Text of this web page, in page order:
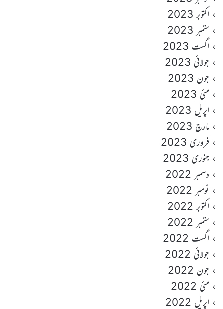
اکتوبر 2023
ستمبر 2023
اگست 2023
جولائی 2023
جون 2023
مئی 2023
اپریل 2023
مارچ 2023
فروری 2023
جنوری 2023
دسمبر 2022
نومبر 2022
اکتوبر 2022
ستمبر 2022
اگست 2022
جولائی 2022
جون 2022
مئی 2022
اپریل 2022